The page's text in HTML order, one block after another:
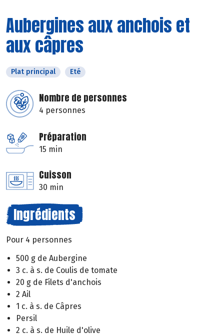
Aubergines aux anchois et
aux câpres
Plat principal Eté
Nombre de personnes
4 personnes
Préparation
15 min
Cuisson
30 min
Ingrédients
Pour 4 personnes
500 g de Aubergine
3 c. à s. de Coulis de tomate
20 g de Filets d'anchois
2 Ail
1 c. à s. de Câpres
Persil
2 c. à s. de Huile d'olive